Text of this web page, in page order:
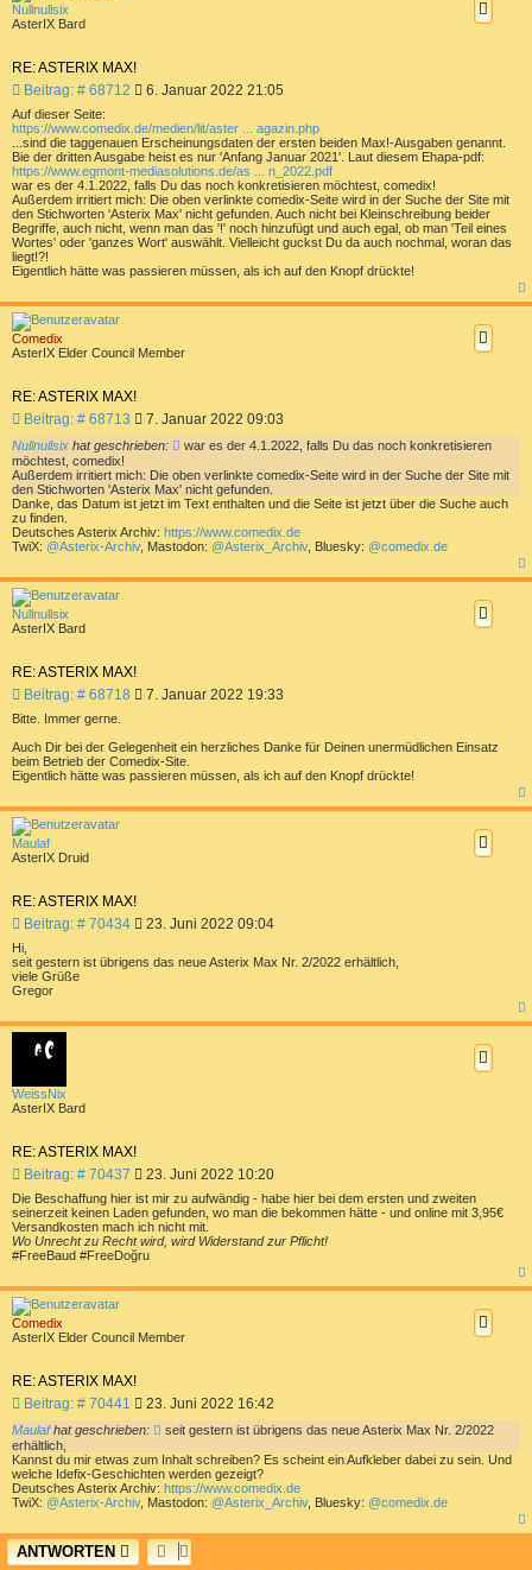
Nullnullsix
AsterIX Bard
RE: ASTERIX MAX!
Beitrag: # 68712 B
t
r
a
g
6. Januar 2022 21:05
Auf dieser Seite:
https://www.comedix.de/medien/lit/aster ... agazin.php
...sind die taggenauen Erscheinungsdaten der ersten beiden Max!-Ausgaben genannt.
Bie der dritten Ausgabe heist es nur 'Anfang Januar 2021'. Laut diesem Ehapa-pdf:
https://www.egmont-mediasolutions.de/as ... n_2022.pdf
war es der 4.1.2022, falls Du das noch konkretisieren möchtest, comedix!
Außerdem irritiert mich: Die oben verlinkte comedix-Seite wird in der Suche der Site mit
den Stichworten 'Asterix Max' nicht gefunden. Auch nicht bei Kleinschreibung beider
Begriffe, auch nicht, wenn man das '!' noch hinzufügt und auch egal, ob man 'Teil eines
Wortes' oder 'ganzes Wort' auswählt. Vielleicht guckst Du da auch nochmal, woran das
liegt!?!
Eigentlich hätte was passieren müssen, als ich auf den Knopf drückte!
Comedix
AsterIX Elder Council Member
RE: ASTERIX MAX!
Beitrag: # 68713 B
e
i
t
r
a
7. Januar 2022 09:03
Nullnullsix hat geschrieben:
war es der 4.1.2022, falls Du das noch konkretisieren
möchtest, comedix!
Außerdem irritiert mich: Die oben verlinkte comedix-Seite wird in der Suche der Site mit
den Stichworten 'Asterix Max' nicht gefunden.
Danke, das Datum ist jetzt im Text enthalten und die Seite ist jetzt über die Suche auch
zu finden.
Deutsches Asterix Archiv: https://www.comedix.de
TwiX: @Asterix-Archiv, Mastodon: @Asterix_Archiv, Bluesky: @comedix.de
Nullnullsix
AsterIX Bard
RE: ASTERIX MAX!
Beitrag: # 68718 B
t
r
a
7. Januar 2022 19:33
Bitte. Immer gerne.
Auch Dir bei der Gelegenheit ein herzliches Danke für Deinen unermüdlichen Einsatz
beim Betrieb der Comedix-Site.
Eigentlich hätte was passieren müssen, als ich auf den Knopf drückte!
Maulaf
AsterIX Druid
RE: ASTERIX MAX!
Beitrag: # 70434B
i
g
23. Juni 2022 09:04
Hi,
seit gestern ist übrigens das neue Asterix Max Nr. 2/2022 erhältlich,
viele Grüße
Gregor
WeissNix
AsterIX Bard
RE: ASTERIX MAX!
Beitrag: # 70437 B
e
i
t
r
a
23. Juni 2022 10:20
Die Beschaffung hier ist mir zu aufwändig - habe hier bei dem ersten und zweiten
seinerzeit keinen Laden gefunden, wo man die bekommen hätte - und online mit 3,95€
Versandkosten mach ich nicht mit.
Wo Unrecht zu Recht wird, wird Widerstand zur Pflicht!
#FreeBaud #FreeDoğru
Comedix
AsterIX Elder Council Member
RE: ASTERIX MAX!
Beitrag: # 70441 B
e
i
t
r
a
g
23. Juni 2022 16:42
Maulafhat geschrieben:
seit gestern ist übrigens das neue Asterix Max Nr. 2/2022
erhältlich,
Kannst du mir etwas zum Inhalt schreiben? Es scheint ein Aufkleber dabei zu sein. Und
welche Idefix-Geschichten werden gezeigt?
Deutsches Asterix Archiv: https://www.comedix.de
TwiX: @Asterix-Archiv, Mastodon: @Asterix_Archiv, Bluesky: @comedix.de
ANTWORTEN